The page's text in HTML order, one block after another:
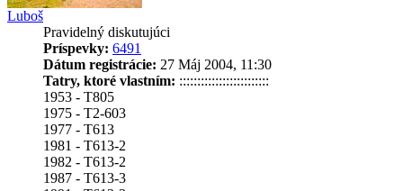
Luboš
Pravidelný diskutujúci
Príspevky: 6491
Dátum registrácie: 27 Máj 2004, 11:30
Tatry, ktoré vlastním: :::::::::::::::::::::::::
1953 - T805
1975 - T2-603
1977 - T613
1981 - T613-2
1982 - T613-2
1987 - T613-3